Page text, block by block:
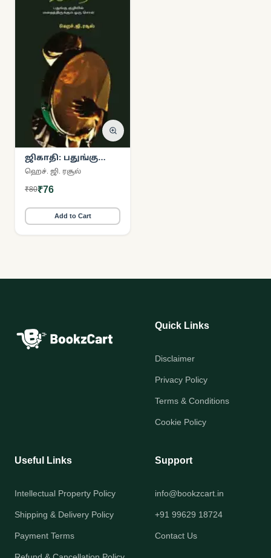
ஜிகாதி: பதுங்கு
குழியில்
சொல்
ஹெச். ஜி. ரசூல்
₹80₹76
Add to Cart
Quick Links
Disclaimer
Privacy Policy
Terms & Conditions
Cookie Policy
Useful Links
Intellectual Property Policy
Shipping & Delivery Policy
Payment Terms
Support
info@bookzcart.in
+91 99629 18724
Contact Us